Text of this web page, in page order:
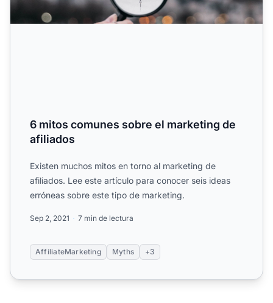
6 mitos comunes sobre el marketing de
afiliados
Existen muchos mitos en torno al marketing de
afiliados. Lee este artículo para conocer seis ideas
erróneas sobre este tipo de marketing.
Sep 2, 2021 7 min de lectura
AffiliateMarketing Myths +3